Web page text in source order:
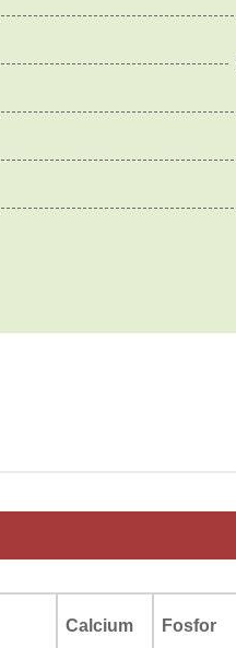
Calcium Fosfor